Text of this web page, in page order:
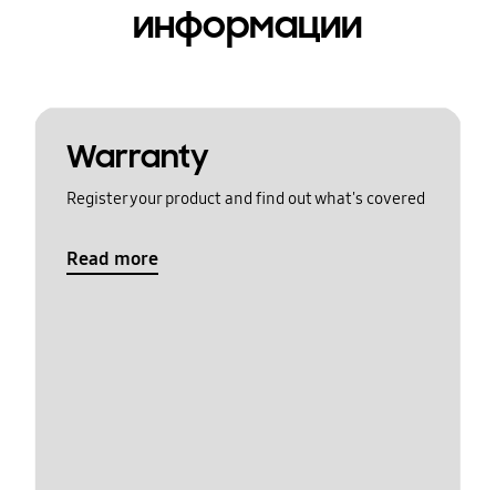
информации
Warranty
Register your product and find out what's covered
Read more